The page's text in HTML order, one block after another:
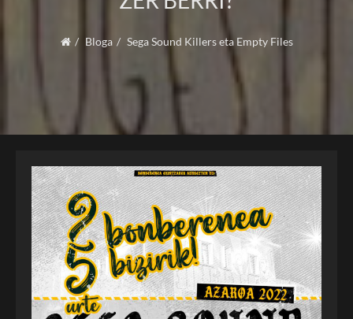
Bloga Sega Sound Killers eta Empty Files